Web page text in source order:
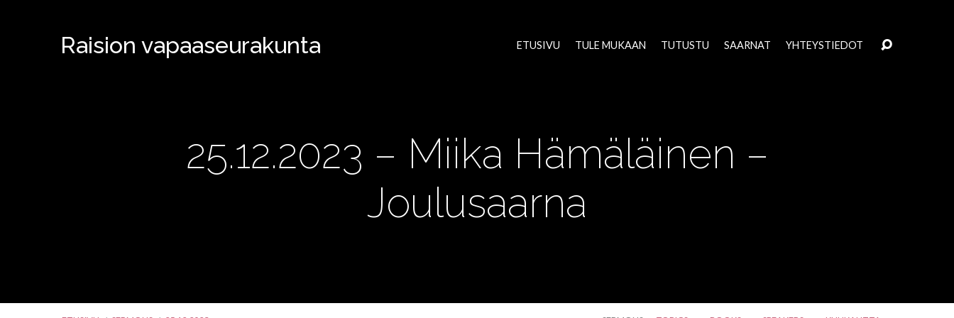
Raision vapaaseurakunta ETUSIVU TULE MUKAAN TUTUSTU SAARNAT YHTEYSTIEDOT
25.12.2023 – Miika Hämäläinen –
Joulusaarna